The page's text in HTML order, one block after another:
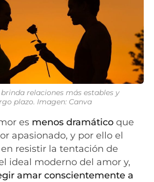
relaciones más estables y
plazo. Imagen: Canva
es menos dramático que
apasionado, y por ello el
resistir la tentación de
ideal moderno del amor y,
amar conscientemente a